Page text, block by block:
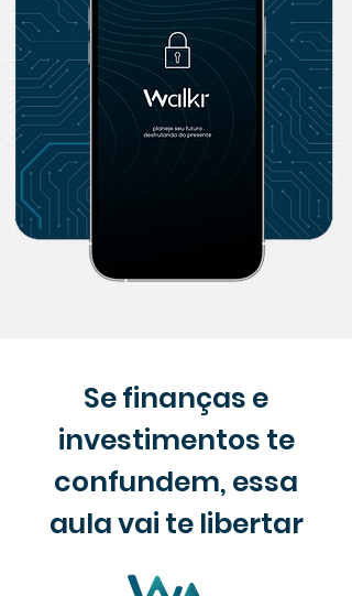
Baixe o app
Se finanças e
investimentos te
confundem, essa
aula vai te libertar